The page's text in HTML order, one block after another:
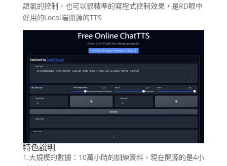
語氣的控制，也可以很精準的寫程式控制效果，是RD眼中
好用的Local端開源的TTS
特色說明
1.大規模的數據：10萬小時的訓練資料，現在開源的是4小